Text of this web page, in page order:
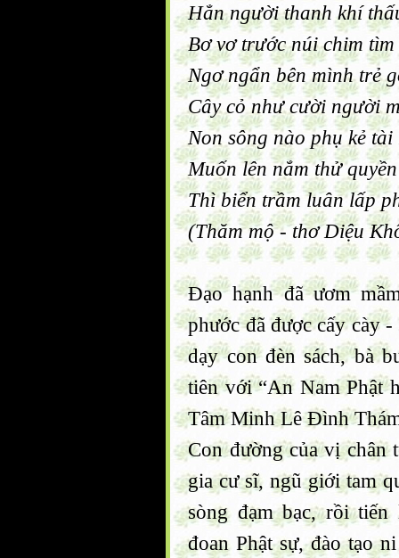
Hẳn người thanh khí
Bơ vơ trước núi chim tìm
Ngơ ngẩn bên mình trẻ
Cây cỏ như cười người
Non sông nào phụ kẻ tài
Muốn lên nắm thử
Thì biển trầm luân lấp
(Thăm mộ - thơ Diệu
Đạo hạnh đã ươm
phước đã được cấy cày
dạy con đèn sách, bà
tiên với “An Nam Phật
Tâm Minh Lê Đình
Con đường của vị chân
gia cư sĩ, ngũ giới tam
sòng đạm bạc, rồi
đoan Phật sự, đào tạo